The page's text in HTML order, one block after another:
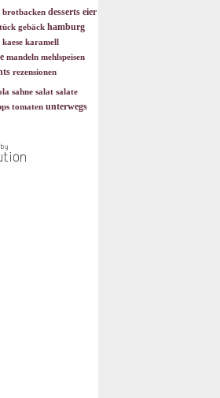
brotbacken desserts eier
gebäck hamburg
kaese karamell
mandeln mehlspeisen
rezensionen
sahne salat salate
tomaten unterwegs